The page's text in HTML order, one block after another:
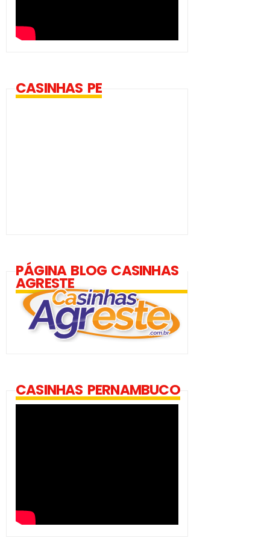
CASINHAS PE
PÁGINA BLOG CASINHAS
AGRESTE
CASINHAS PERNAMBUCO